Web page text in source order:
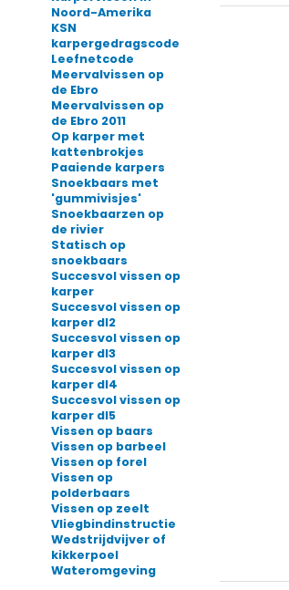
Noord-Amerika
KSN
karpergedragscode
Leefnetcode
Meervalvissen op
de Ebro
Meervalvissen op
de Ebro 2011
Op karper met
kattenbrokjes
Paaiende karpers
Snoekbaars met
'gummivisjes'
Snoekbaarzen op
de rivier
Statisch op
snoekbaars
Succesvol vissen op
karper
Succesvol vissen op
karper dl2
Succesvol vissen op
karper dl3
Succesvol vissen op
karper dl4
Succesvol vissen op
karper dl5
Vissen op baars
Vissen op barbeel
Vissen op forel
Vissen op
polderbaars
Vissen op zeelt
Vliegbindinstructie
Wedstrijdvijver of
kikkerpoel
Wateromgeving